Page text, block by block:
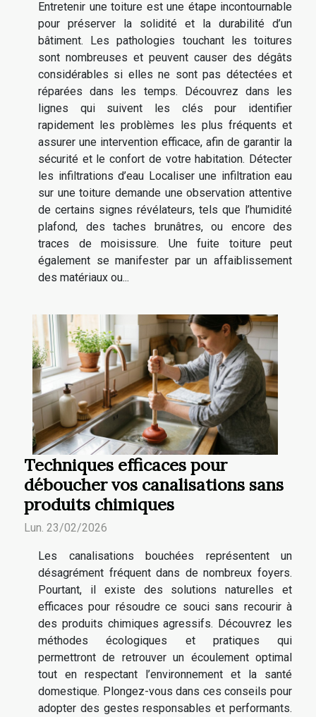
Entretenir une toiture est une étape incontournable
pour préserver la solidité et la durabilité d’un
bâtiment. Les pathologies touchant les toitures
sont nombreuses et peuvent causer des dégâts
considérables si elles ne sont pas détectées et
réparées dans les temps. Découvrez dans les
lignes qui suivent les clés pour identifier
rapidement les problèmes les plus fréquents et
assurer une intervention efficace, afin de garantir la
sécurité et le confort de votre habitation. Détecter
les infiltrations d’eau Localiser une infiltration eau
sur une toiture demande une observation attentive
de certains signes révélateurs, tels que l’humidité
plafond, des taches brunâtres, ou encore des
traces de moisissure. Une fuite toiture peut
également se manifester par un affaiblissement
des matériaux ou...
Techniques efficaces pour
déboucher vos canalisations sans
produits chimiques
Lun. 23/02/2026
Les canalisations bouchées représentent un
désagrément fréquent dans de nombreux foyers.
Pourtant, il existe des solutions naturelles et
efficaces pour résoudre ce souci sans recourir à
des produits chimiques agressifs. Découvrez les
méthodes écologiques et pratiques qui
permettront de retrouver un écoulement optimal
tout en respectant l’environnement et la santé
domestique. Plongez-vous dans ces conseils pour
adopter des gestes responsables et performants.